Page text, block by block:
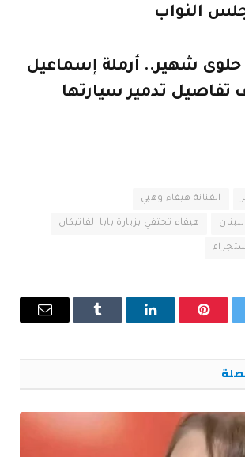
النواب
شهير.. أرملة إسماعيل
تفاصيل تدمير سيارتها
الفنانة هيفاء وهبي
هيفاء تحتفي بزيارة بابا الفاتيكان
بينتيريستلينكدإن Tumblr
البريد